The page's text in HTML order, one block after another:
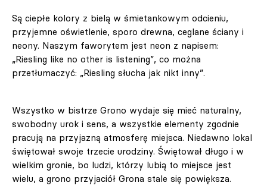
Są ciepłe kolory z bielą w śmietankowym odcieniu,
przyjemne oświetlenie, sporo drewna, ceglane ściany i
neony. Naszym faworytem jest neon z napisem:
„Riesling like no other is listening”, co można
przetłumaczyć: „Riesling słucha jak nikt inny”.
Wszystko w bistrze Grono wydaje się mieć naturalny,
swobodny urok i sens, a wszystkie elementy zgodnie
pracują na przyjazną atmosferę miejsca. Niedawno lokal
świętował swoje trzecie urodziny. Świętował długo i w
wielkim gronie, bo ludzi, którzy lubią to miejsce jest
wielu, a grono przyjaciół Grona stale się powiększa.